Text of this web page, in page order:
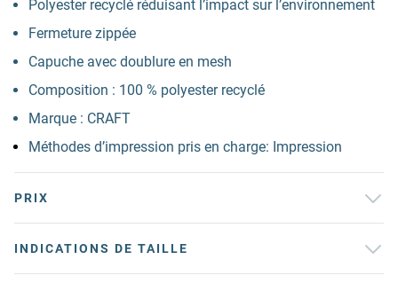
Polyester recyclé réduisant l’impact sur l’environnement
Fermeture zippée
Capuche avec doublure en mesh
Composition : 100 % polyester recyclé
Marque : CRAFT
Méthodes d’impression pris en charge: Impression
PRIX
INDICATIONS DE TAILLE